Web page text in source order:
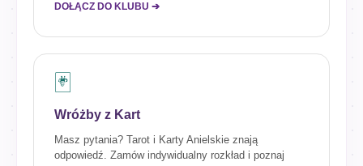
DOŁĄCZ DO KLUBU ➔
🃏
Wróżby z Kart
Masz pytania? Tarot i Karty Anielskie znają
odpowiedź. Zamów indywidualny rozkład i poznaj